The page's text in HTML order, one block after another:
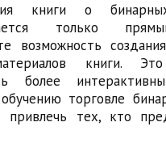
книги о
только
возможность
книги.
более
торговле
тех, кто